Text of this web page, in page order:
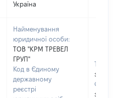
Україна
Найменування
юридичної особи:
ТОВ "КРМ ТРЕВЕЛ
ГРУП"
Код в Єдиному
державному
реєстрі
Факс: